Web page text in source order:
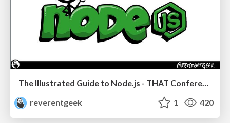
The Illustrated Guide to Node.js - THAT Conference 2024
reverentgeek
1 420